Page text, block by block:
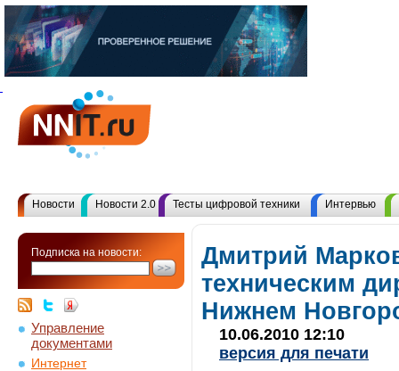
Новости Новости 2.0 Тесты цифровой техники Интервью
Подписка на новости:
Управление
документами
Интернет
Дмитрий
техническим
Нижнем
10.06.2010 12:10
версия для печати